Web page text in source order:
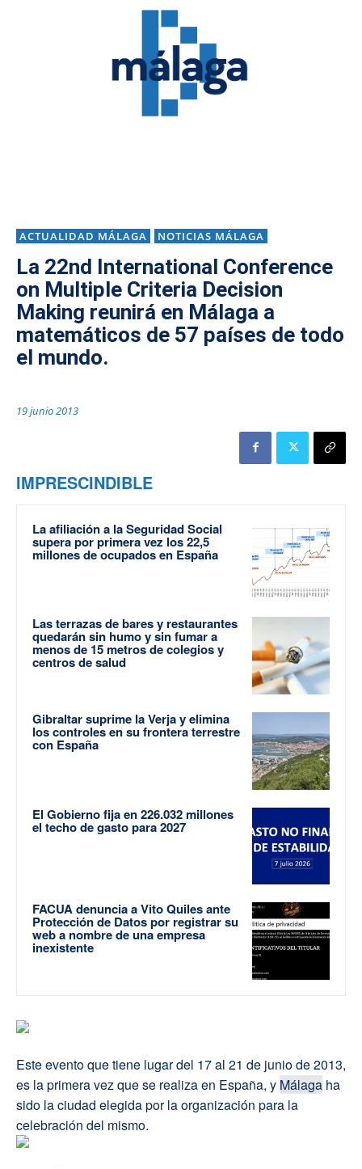
ACTUALIDAD MÁLAGA NOTICIAS MÁLAGA
La 22nd International Conference
on Multiple Criteria Decision
Making reunirá en Málaga a
matemáticos de 57 países de todo
el mundo.
19 junio 2013
IMPRESCINDIBLE
La afiliación a la Seguridad Social
supera por primera vez los 22,5
millones de ocupados en España
Las terrazas de bares y restaurantes
quedarán sin humo y sin fumar a
menos de 15 metros de colegios y
centros de salud
Gibraltar suprime la Verja y elimina
los controles en su frontera terrestre
con España
El Gobierno fija en 226.032 millones
el techo de gasto para 2027
FACUA denuncia a Vito Quiles ante
Protección de Datos por registrar su
web a nombre de una empresa
inexistente
Este evento que tiene lugar del 17 al 21 de junio de 2013,
es la primera vez que se realiza en España, y Málaga ha
sido la ciudad elegida por la organización para la
celebración del mismo.